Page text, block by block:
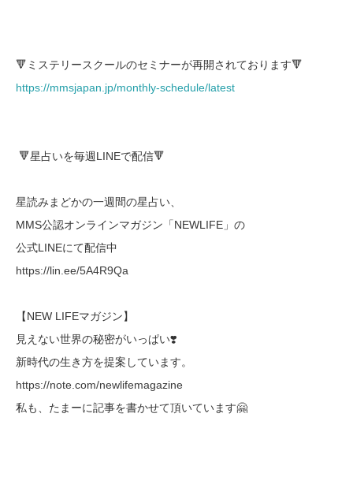
🔻ミステリースクールのセミナーが再開されております🔻
https://mmsjapan.jp/monthly-schedule/latest
🔻星占いを毎週LINEで配信🔻
星読みまどかの一週間の星占い、
MMS公認オンラインマガジン「NEWLIFE」の
公式LINEにて配信中
https://lin.ee/5A4R9Qa
【NEW LIFEマガジン】
見えない世界の秘密がいっぱい❣️
新時代の生き方を提案しています。
https://note.com/newlifemagazine
私も、たまーに記事を書かせて頂いています🤗